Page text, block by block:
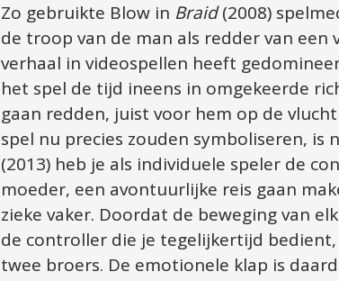
Zo gebruikte Blow in Braid (2008)
de troop van de man als redder van
verhaal in videospellen heeft
het spel de tijd ineens in omgekeerde
gaan redden, juist voor hem op de
spel nu precies zouden symboliseren, is
(2013) heb je als individuele speler de
moeder, een avontuurlijke reis gaan
zieke vaker. Doordat de beweging van
de controller die je tegelijkertijd
twee broers. De emotionele klap is